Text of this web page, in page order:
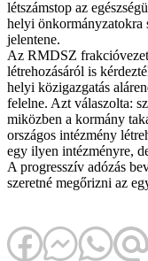
létszámstop az
helyi önkormányzatokra
jelentene.
Az RMDSZ
létrehozásáról is
helyi közigazgatás
felelne. Azt válaszolta:
miközben a kormány
országos intézmény
egy ilyen intézményre,
A progresszív adózás
szeretné megőrizni az